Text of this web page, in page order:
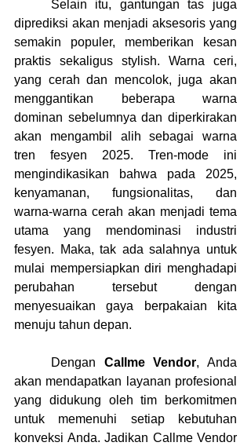
diprediksi akan menjadi aksesoris yang
semakin populer, memberikan kesan
praktis sekaligus stylish. Warna ceri,
yang cerah dan mencolok, juga akan
menggantikan beberapa warna
dominan sebelumnya dan diperkirakan
akan mengambil alih sebagai warna
tren fesyen 2025. Tren-mode ini
mengindikasikan bahwa pada 2025,
kenyamanan, fungsionalitas, dan
warna-warna cerah akan menjadi tema
utama yang mendominasi industri
fesyen. Maka, tak ada salahnya untuk
mulai mempersiapkan diri menghadapi
perubahan tersebut dengan
menyesuaikan gaya berpakaian kita
menuju tahun depan.
	Dengan
Callme Vendor, Anda
akan mendapatkan layanan profesional
yang didukung oleh tim berkomitmen
untuk memenuhi setiap kebutuhan
konveksi Anda. Jadikan Callme Vendor